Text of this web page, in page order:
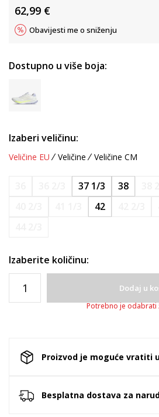
62,99 €
Obavijesti me o sniženju
Dostupno u više boja:
Izaberi veličinu:
Veličine EU Veličine Veličine CM
37 1/3 38
42
Izaberite količinu:
Dodaj u
Potrebno je odabrati
Proizvod je moguće vratiti
Besplatna dostava za